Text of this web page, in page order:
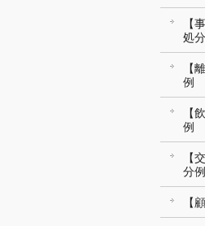
【
処
【
例
【
例
【
分例
【